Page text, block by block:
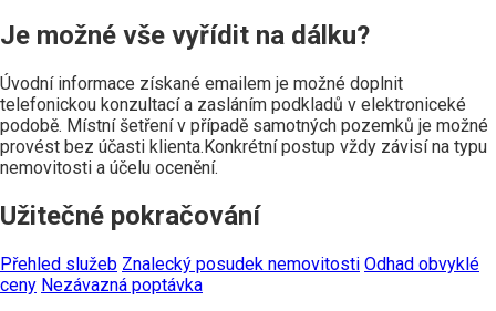
Je možné vše vyřídit na dálku?
Úvodní informace získané emailem je možné doplnit
telefonickou konzultací a zasláním podkladů v elektroniceké
podobě. Místní šetření v případě samotných pozemků je možné
provést bez účasti klienta.Konkrétní postup vždy závisí na typu
nemovitosti a účelu ocenění.
Užitečné pokračování
Přehled služeb Znalecký posudek nemovitosti Odhad obvyklé
ceny Nezávazná poptávka